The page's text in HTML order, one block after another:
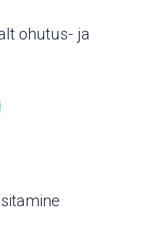
ohutus- ja